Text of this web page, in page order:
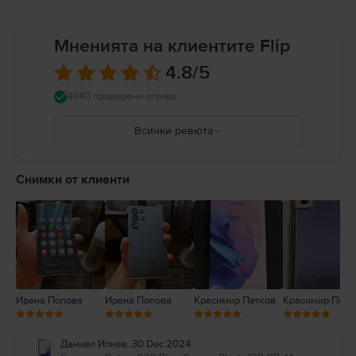
Мненията на клиентите Flip
4.8/5
4940 проверени отзива
Всички ревюта
2
Снимки от клиенти
Ирена Попова Ирена Попова Красимир Петков Красимир
Даниел Илиев ,30 Dec 2024